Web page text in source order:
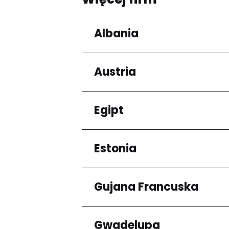
Albania
Regiony
Qarku i Tiranës
Austria
Regiony
Niederösterreich
Egipt
Regiony
Kair
Estonia
Regiony
Harju maakond
Gujana Francuska
Regiony
Gwadelupa